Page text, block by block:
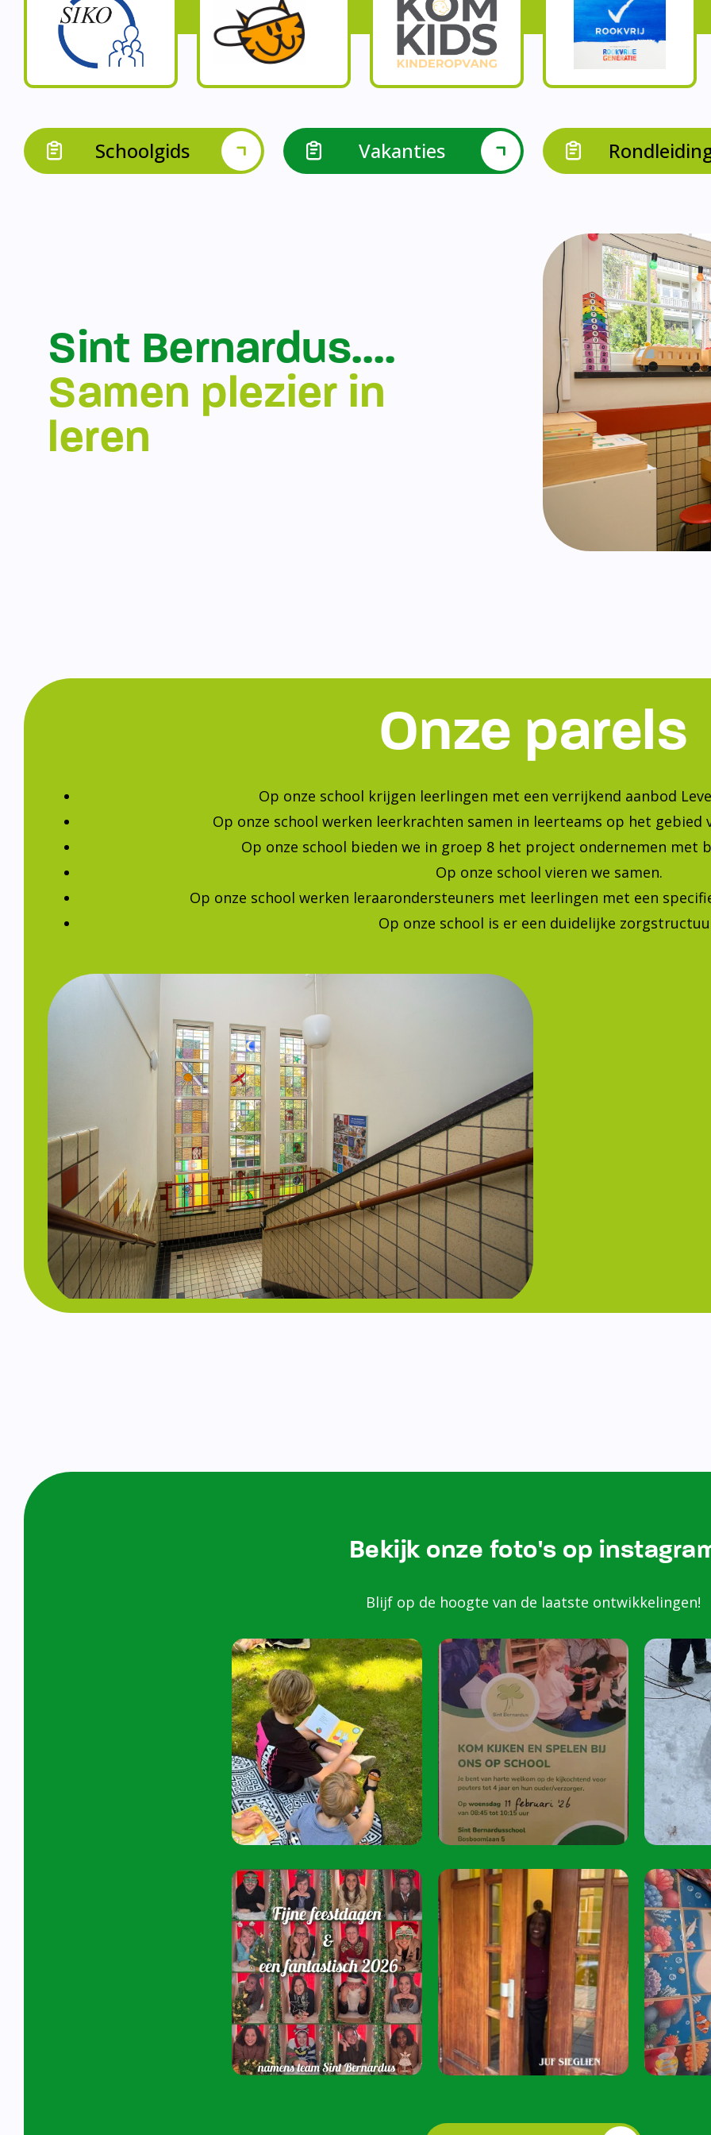
Op onze school krijgen leerlingen met een verrijkend aanbod
Op onze school bieden we in groep 8 het project ondernemen met
Op onze school vieren we samen.
Op onze school werken leraarondersteuners met leerlingen met een
Bekijk onze foto's op
Blijf op de hoogte van de laatste ontwikkelingen!
Kom
Peuters van 2
harte welkom
oktober 2026.
Speel je mee?